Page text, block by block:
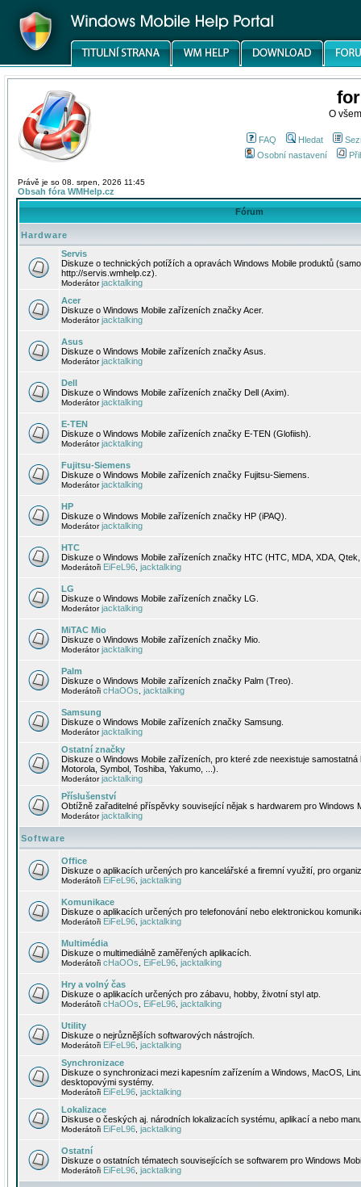
O
FAQ Hledat
Osobní nastavení
Právě je so 08. srpen, 2026 11:45
Obsah fóra WMHelp.cz
Fórum
Hardware
Servis
Diskuze o technických potížích a opravách Windows Mobile produktů
http://servis.wmhelp.cz).
Moderátorjacktalking
Acer
Diskuze o Windows Mobile zařízeních značky Acer.
Moderátorjacktalking
Asus
Diskuze o Windows Mobile zařízeních značky Asus.
Moderátorjacktalking
Dell
Diskuze o Windows Mobile zařízeních značky Dell (Axim).
Moderátorjacktalking
E-TEN
Diskuze o Windows Mobile zařízeních značky E-TEN (Glofiish).
Moderátorjacktalking
Fujitsu-Siemens
Diskuze o Windows Mobile zařízeních značky Fujitsu-Siemens.
Moderátorjacktalking
HP
Diskuze o Windows Mobile zařízeních značky HP (iPAQ).
Moderátorjacktalking
HTC
Diskuze o Windows Mobile zařízeních značky HTC (HTC, MDA, XDA,
Moderátoři EiFeL96 jacktalking
LG
Diskuze o Windows Mobile zařízeních značky LG.
Moderátorjacktalking
MiTAC Mio
Diskuze o Windows Mobile zařízeních značky Mio.
Moderátorjacktalking
Palm
Diskuze o Windows Mobile zařízeních značky Palm (Treo).
Moderátoři cHaOOs jacktalking
Samsung
Diskuze o Windows Mobile zařízeních značky Samsung.
Moderátorjacktalking
Ostatní značky
Diskuze o Windows Mobile zařízeních, pro které zde neexistuje
Motorola, Symbol, Toshiba, Yakumo, ...).
Moderátorjacktalking
Příslušenství
Obtížně zařaditelné příspěvky související nějak s hardwarem pro Windows
Moderátorjacktalking
Software
Office
Diskuze o aplikacích určených pro kancelářské a firemní využití, pro
Moderátoři EiFeL96 jacktalking
Komunikace
Diskuze o aplikacích určených pro telefonování nebo elektronickou
Moderátoři EiFeL96 jacktalking
Multimédia
Diskuze o multimediálně zaměřených aplikacích.
Moderátoři cHaOOs EiFeL96 jacktalking
Hry a volný čas
Diskuze o aplikacích určených pro zábavu, hobby, životní styl atp.
Moderátoři cHaOOs EiFeL96 jacktalking
Utility
Diskuze o nejrůznějších softwarových nástrojích.
Moderátoři EiFeL96 jacktalking
Synchronizace
Diskuze o synchronizaci mezi kapesním zařízením a Windows, MacOS,
desktopovými systémy.
Moderátoři EiFeL96 jacktalking
Lokalizace
Diskuse o českých aj. národních lokalizacích systému, aplikací a nebo
Moderátoři EiFeL96 jacktalking
Ostatní
Diskuze o ostatních tématech souvisejících se softwarem pro Windows
Moderátoři EiFeL96 jacktalking